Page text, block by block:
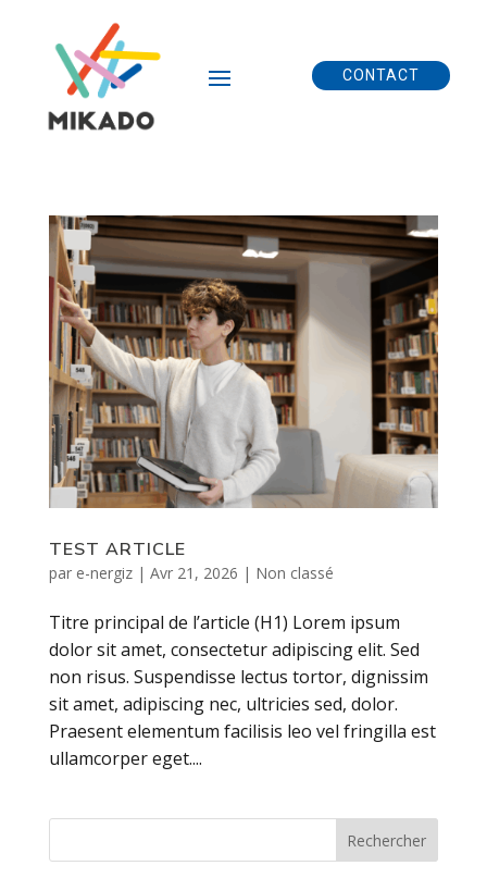
CONTACT
TEST ARTICLE
par e-nergiz| Avr 21, 2026 | Non classé
Titre principal de l’article (H1) Lorem ipsum
dolor sit amet, consectetur adipiscing elit. Sed
non risus. Suspendisse lectus tortor, dignissim
sit amet, adipiscing nec, ultricies sed, dolor.
Praesent elementum facilisis leo vel fringilla est
ullamcorper eget....
Rechercher